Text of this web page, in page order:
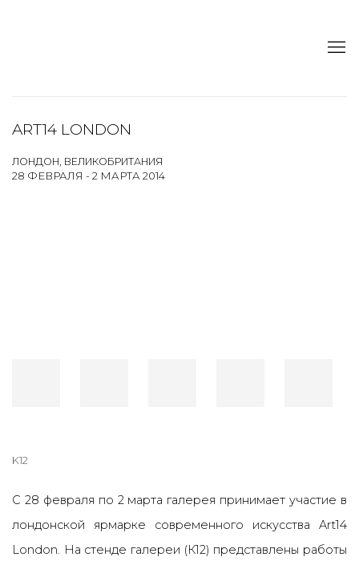
ART14 LONDON
ЛОНДОН, ВЕЛИКОБРИТАНИЯ
28 ФЕВРАЛЯ - 2 МАРТА 2014
K12
С 28 февраля по 2 марта галерея принимает участие в
лондонской ярмарке современного искусства Art14
London. На стенде галереи (К12) представлены работы